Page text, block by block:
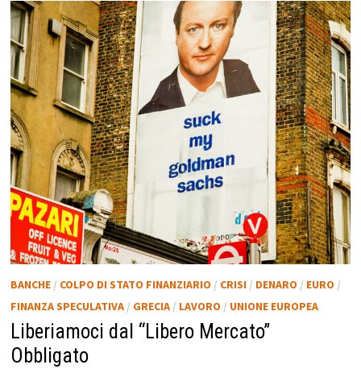
BANCHE/ COLPO DI STATO FINANZIARIO / CRISI / DENARO / EURO /
FINANZA SPECULATIVA/ GRECIA/ LAVORO / UNIONE EUROPEA
Liberiamoci dal “Libero Mercato”
Obbligato